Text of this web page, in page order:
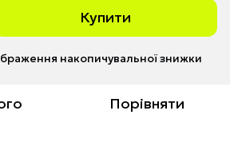
Купити
накопичувальної знижки
Порівняти